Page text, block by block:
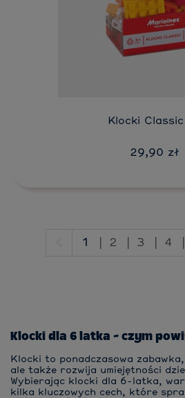
Klocki
29,90 zł
Do koszyka
1 2 3 4
Klocki dla 6 latka - czym
Klocki to ponadczasowa
ale także rozwija umiejętności
Wybierając klocki dla 6-latka,
kilka kluczowych cech, które